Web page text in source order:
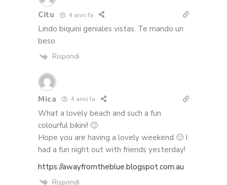
Citu 4 anni fa
Lindo biquini geniales vistas. Te mando un
beso
Rispondi
Mica 4 anni fa
What a lovely beach and such a fun
colourful bikini! 🙂
Hope you are having a lovely weekend 🙂 I
had a fun night out with friends yesterday!
https://awayfromtheblue.blogspot.com.au
Rispondi